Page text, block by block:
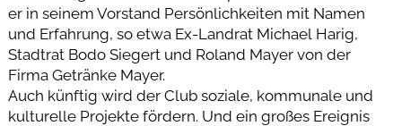
er in seinem Vorstand Persönlichkeiten mit Namen
und Erfahrung, so etwa Ex-Landrat Michael Harig,
Stadtrat Bodo Siegert und Roland Mayer von der
Firma Getränke Mayer.
Auch künftig wird der Club soziale, kommunale und
kulturelle Projekte fördern. Und ein großes Ereignis